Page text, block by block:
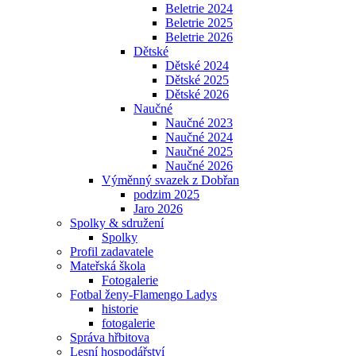
Beletrie 2024
Beletrie 2025
Beletrie 2026
Dětské
Dětské 2024
Dětské 2025
Dětské 2026
Naučné
Naučné 2023
Naučné 2024
Naučné 2025
Naučné 2026
Výměnný svazek z Dobřan
podzim 2025
Jaro 2026
Spolky & sdružení
Spolky
Profil zadavatele
Mateřská škola
Fotogalerie
Fotbal ženy-Flamengo Ladys
historie
fotogalerie
Správa hřbitova
Lesní hospodářství